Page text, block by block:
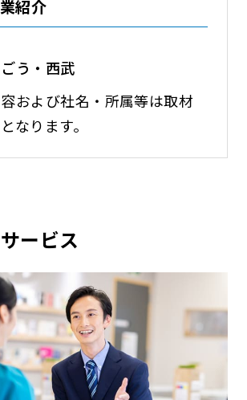
紹介
う・西武
および社名・所属等は取材
なります。
ービス